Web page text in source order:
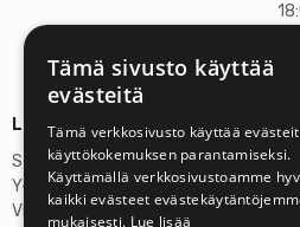
Lisätietoja
Stardust Finland Oy
Y-tunnus: 2972445-9
Virallinen osoite
Tämä sivusto käyttää
evästeitä
Tämä verkkosivusto käyttää
käyttökokemuksen parantamiseksi.
Käyttämällä verkkosivustoamme
kaikki evästeet
mukaisesti. Lue lisää